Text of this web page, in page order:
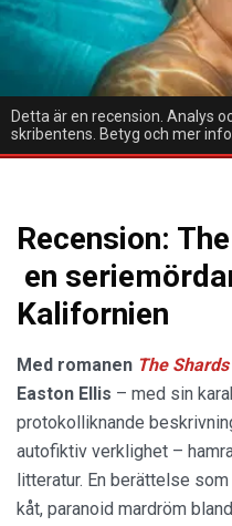
Detta är en recension. Analys
skribentens. Betyg och mer
Recension:
en
Kalifornien
Med romanen The Shards
Easton Ellis – med sin
protokolliknande
autofiktiv verklighet –
litteratur. En berättelse
kåt, paranoid mardröm